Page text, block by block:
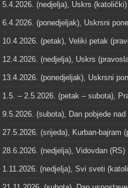
5.4.2026. (nedjelja), Uskrs (katolički)
6.4.2026. (ponedjeljak), Uskrsni
10.4.2026. (petak), Veliki petak
12.4.2026. (nedjelja), Uskrs
13.4.2026. (ponedjeljak), Uskrsni
1.5. – 2.5.2026. (petak – subota),
9.5.2026. (subota), Dan pobjede
27.5.2026. (srijeda), Kurban-bajram
28.6.2026. (nedjelja), Vidovdan (RS)
1.11.2026. (nedjelja), Svi sveti